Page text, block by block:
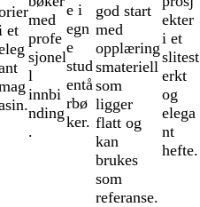
et
med
profe
sjonel
l
innbi
nding
.
e i
egn
e
stud
entå
rbø
ker.
god start
med
opplæring
smateriell
som
ligger
flatt og
kan
brukes
som
referanse.
ekter
i et
slitest
erkt
og
elega
nt
hefte.